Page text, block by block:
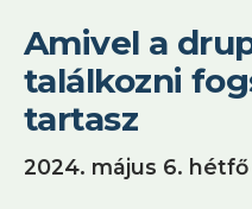
Amivel a
találkozni
tartasz
2024. május 6. hétfő